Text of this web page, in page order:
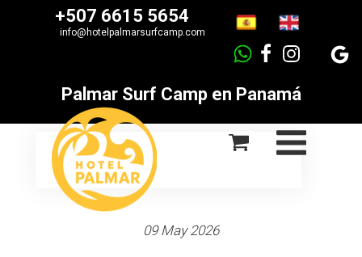
info@hotelpalmarsurfcamp.com
Palmar Surf Camp en Panamá
+507 6615 5654
09 May 2026